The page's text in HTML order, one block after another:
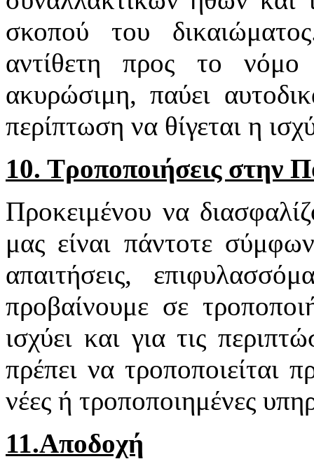
σκοπού του
αντίθετη προς το
ακυρώσιμη, παύει
περίπτωση να θίγεται η
10. Τροποποιήσεις στην
Προκειμένου να
μας είναι πάντοτε
απαιτήσεις,
προβαίνουμε σε
ισχύει και για τις
πρέπει να τροποποιείται
νέες ή τροποποιημένες
11.Αποδοχή